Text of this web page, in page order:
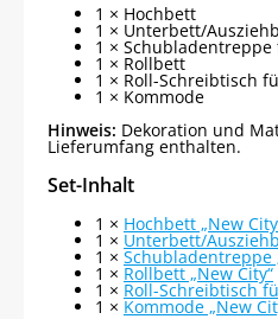
1 × Hochbett
1 × Unterbett/
1 ×
1 × Rollbett
1 × Roll-Schreibtisch
1 × Kommode
Hinweis: Dekoration und
Lieferumfang enthalten.
Set-Inhalt
1 × Hochbett „New
1 × Unterbett/
1 × Schubladentreppe
1 × Rollbett „New City“
1 × Roll-Schreibtisch
1 × Kommode „New